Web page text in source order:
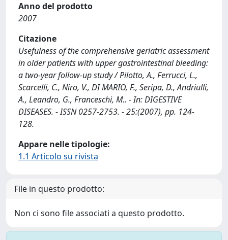
Anno del prodotto
2007
Citazione
Usefulness of the comprehensive geriatric assessment
in older patients with upper gastrointestinal bleeding:
a two-year follow-up study / Pilotto, A., Ferrucci, L.,
Scarcelli, C., Niro, V., DI MARIO, F., Seripa, D., Andriulli,
A., Leandro, G., Franceschi, M.. - In: DIGESTIVE
DISEASES. - ISSN 0257-2753. - 25:(2007), pp. 124-
128.
Appare nelle tipologie:
1.1 Articolo su rivista
File in questo prodotto:
Non ci sono file associati a questo prodotto.